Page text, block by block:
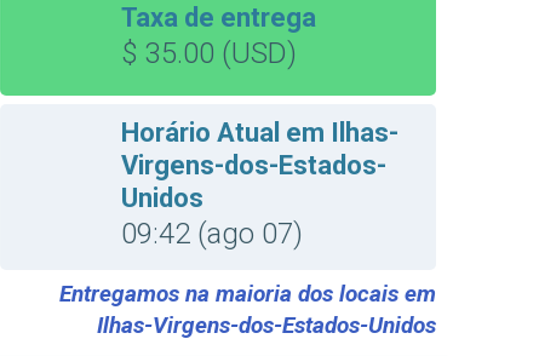
Taxa de entrega
$ 35.00 (USD)
Horário Atual em Ilhas-
Virgens-dos-Estados-
Unidos
09:42 (ago 07)
Entregamos na maioria dos locais em
Ilhas-Virgens-dos-Estados-Unidos